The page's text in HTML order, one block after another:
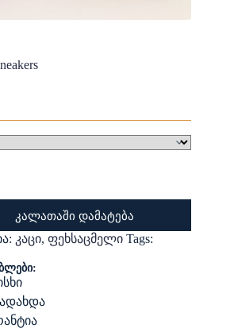
კალათაში დამატება
კაცი, ფეხსაცმელი Tags: